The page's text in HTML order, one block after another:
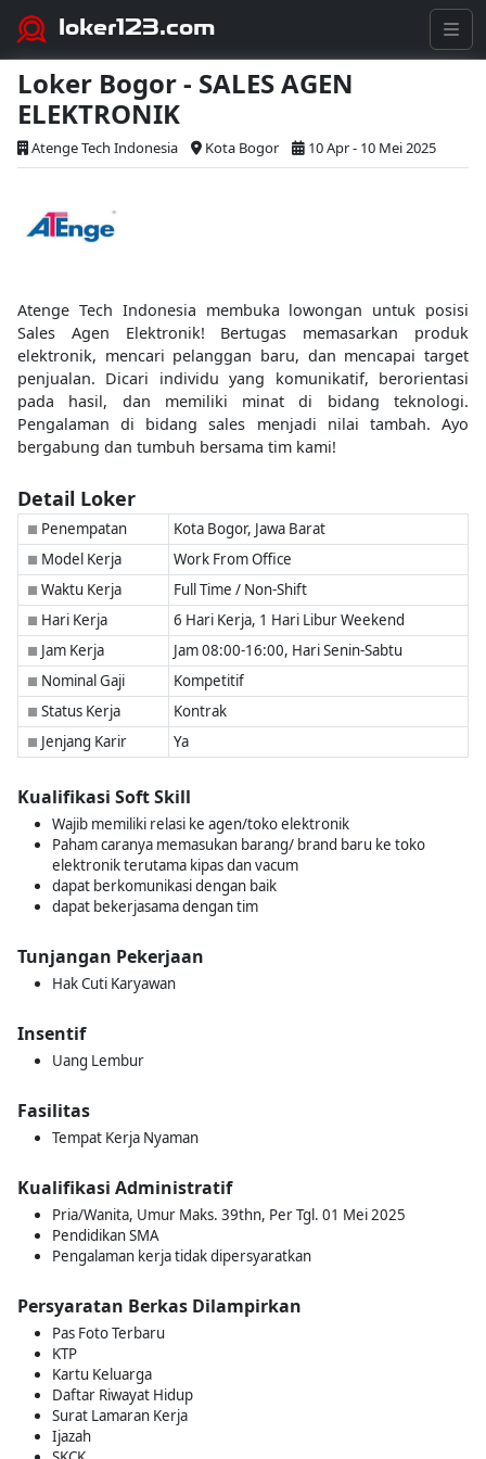
loker123.com
Loker Bogor - SALES AGEN
ELEKTRONIK
Atenge Tech Indonesia Kota Bogor 10 Apr - 10 Mei 2025
Atenge Tech Indonesia membuka lowongan untuk posisi
Sales Agen Elektronik! Bertugas memasarkan produk
elektronik, mencari pelanggan baru, dan mencapai target
penjualan. Dicari individu yang komunikatif, berorientasi
pada hasil, dan memiliki minat di bidang teknologi.
Pengalaman di bidang sales menjadi nilai tambah. Ayo
bergabung dan tumbuh bersama tim kami!
Detail Loker
■ Penempatan Kota Bogor, Jawa Barat
■ Model Kerja Work From Office
■ Waktu Kerja Full Time / Non-Shift
■ Hari Kerja 6 Hari Kerja, 1 Hari Libur Weekend
■ Jam Kerja Jam 08:00-16:00, Hari Senin-Sabtu
■ Nominal Gaji Kompetitif
■ Status Kerja Kontrak
■ Jenjang Karir Ya
Kualifikasi Soft Skill
Wajib memiliki relasi ke agen/toko elektronik
Paham caranya memasukan barang/ brand baru ke toko
elektronik terutama kipas dan vacum
dapat berkomunikasi dengan baik
dapat bekerjasama dengan tim
Tunjangan Pekerjaan
Hak Cuti Karyawan
Insentif
Uang Lembur
Fasilitas
Tempat Kerja Nyaman
Kualifikasi Administratif
Pria/Wanita, Umur Maks. 39thn, Per Tgl. 01 Mei 2025
Pendidikan SMA
Pengalaman kerja tidak dipersyaratkan
Persyaratan Berkas Dilampirkan
Pas Foto Terbaru
KTP
Kartu Keluarga
Daftar Riwayat Hidup
Surat Lamaran Kerja
Ijazah